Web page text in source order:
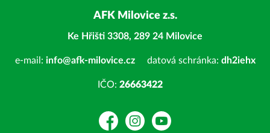
AFK Milovice z.s.
Ke Hřišti 3308, 289 24 Milovice
e-mail: info@afk-milovice.czdatová schránka: dh2iehx
IČO: 26663422
FacebookInstagramYouTube